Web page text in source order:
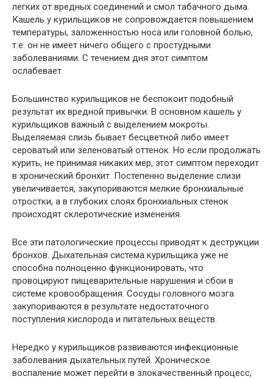
легких от вредных соединений и смол табачного дыма.
Кашель у курильщиков не сопровождается повышением
температуры, заложенностью носа или головной болью,
т.е. он не имеет ничего общего с простудными
заболеваниями. С течением дня этот симптом
ослабевает.
Большинство курильщиков не беспокоит подобный
результат их вредной привычки. В основном кашель у
курильщиков важный с выделением мокроты.
Выделяемая слизь бывает бесцветной либо имеет
сероватый или зеленоватый оттенок. Но если продолжать
курить, не принимая никаких мер, этот симптом переходит
в хронический бронхит. Постепенно выделение слизи
увеличивается, закупориваются мелкие бронхиальные
отростки, а в глубоких слоях бронхиальных стенок
происходят склеротические изменения.
Все эти патологические процессы приводят к деструкции
бронхов. Дыхательная система курильщика уже не
способна полноценно функционировать, что
провоцируют пищеварительные нарушения и сбои в
системе кровообращения. Сосуды головного мозга
закупориваются в результате недостаточного
поступления кислорода и питательных веществ.
Нередко у курильщиков развиваются инфекционные
заболевания дыхательных путей. Хроническое
воспаление может перейти в злокачественный процесс,